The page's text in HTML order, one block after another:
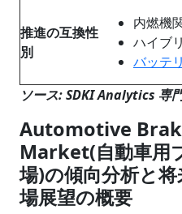
推進の互換性
別
内燃機
ハイブ
バッテ
ソース: SDKI Analytics 専
Automotive
Market(自動車用
場)の傾向分析と
場展望の概要